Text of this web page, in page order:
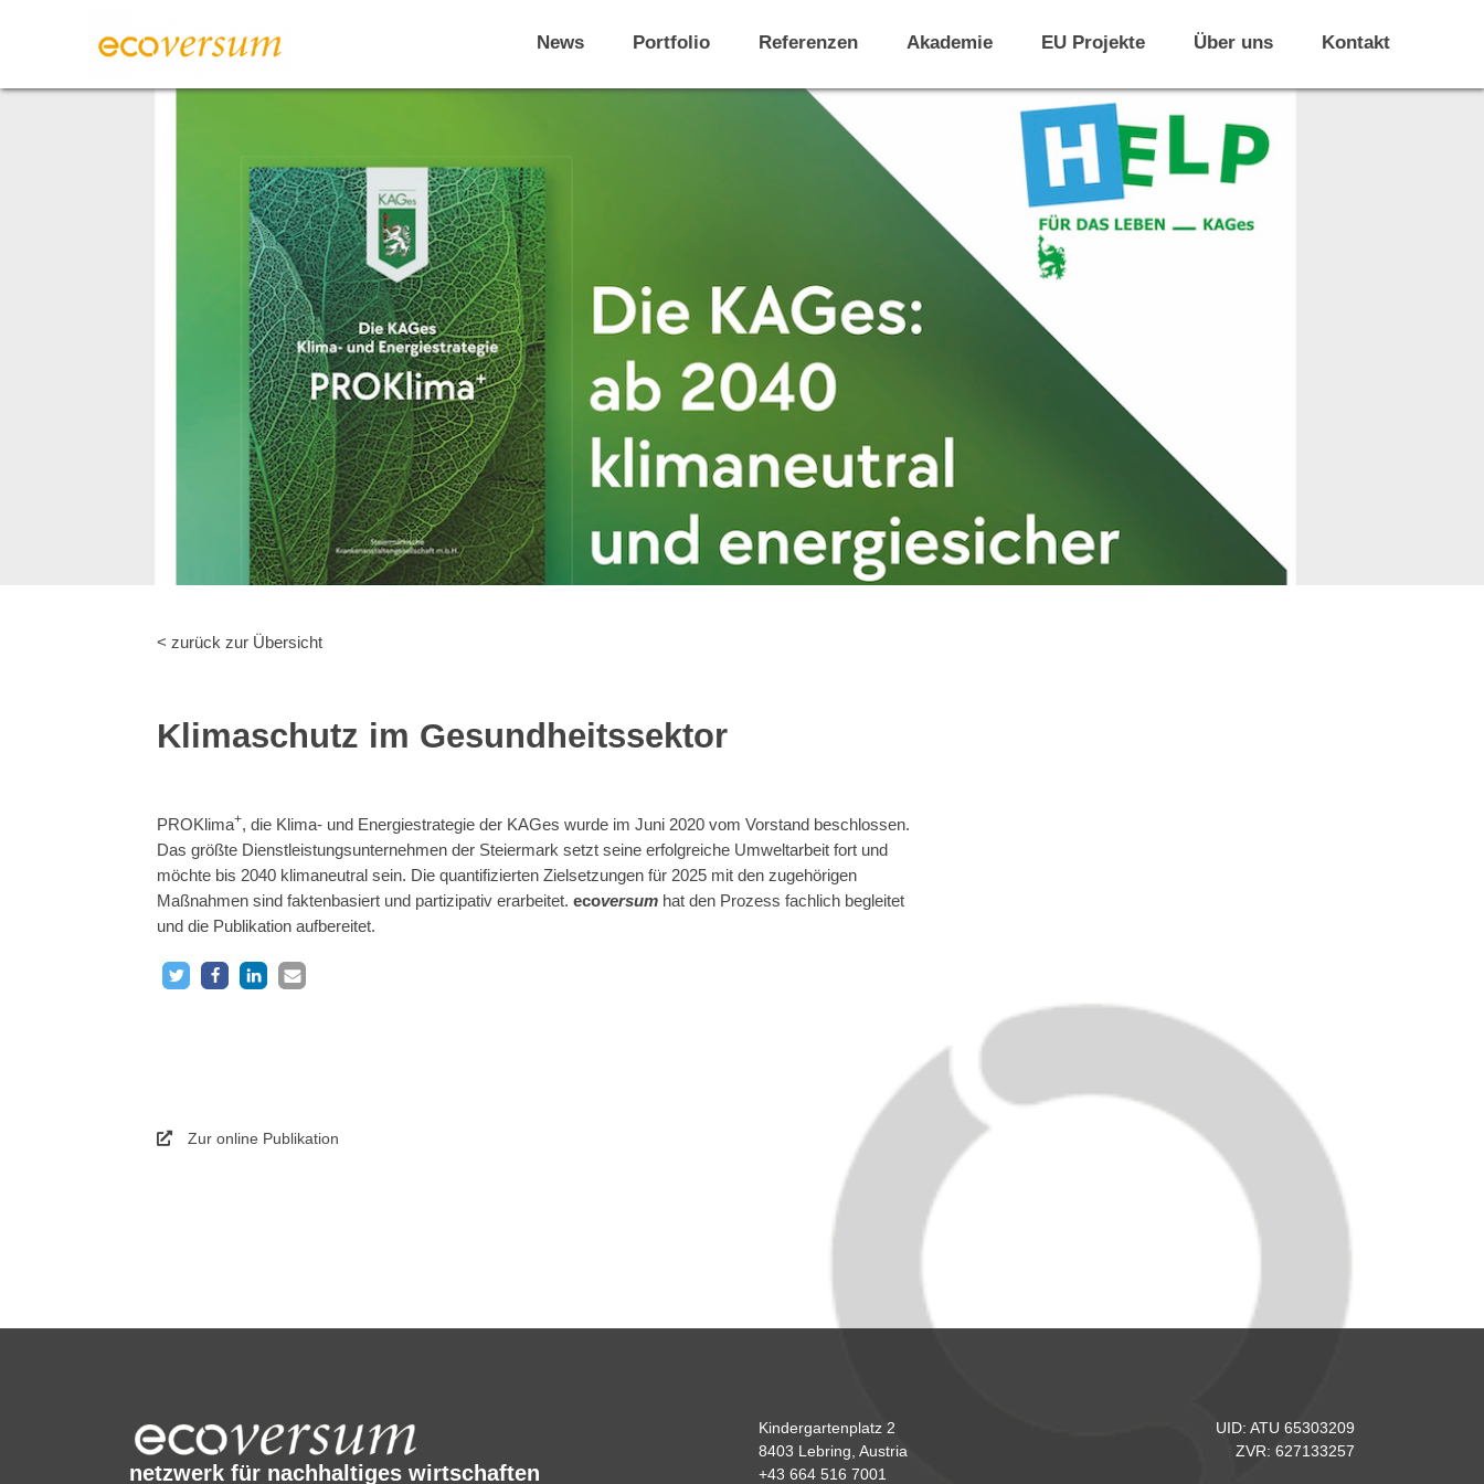
News Portfolio Referenzen Akademie EU Projekte Über uns Kontakt
< zurück zur Übersicht
Klimaschutz im Gesundheitssektor
PROKlima+, die Klima- und Energiestrategie der KAGes wurde im Juni 2020 vom Vorstand beschlossen.
Das größte Dienstleistungsunternehmen der Steiermark setzt seine erfolgreiche Umweltarbeit fort und
möchte bis 2040 klimaneutral sein. Die quantifizierten Zielsetzungen für 2025 mit den zugehörigen
Maßnahmen sind faktenbasiert und partizipativ erarbeitet. ecoversum hat den Prozess fachlich begleitet
und die Publikation aufbereitet.
Zur online Publikation
netzwerk für nachhaltiges wirtschaften
Kindergartenplatz 2
8403 Lebring, Austria
+43 664 516 7001
UID: ATU 65303209
ZVR: 627133257